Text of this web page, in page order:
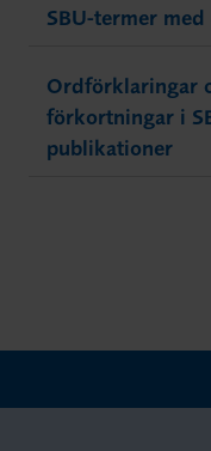
SBU-termer
Ordförklaringar
förkortningar i
publikationer